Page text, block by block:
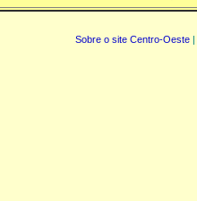
Sobre o site Centro-Oeste|